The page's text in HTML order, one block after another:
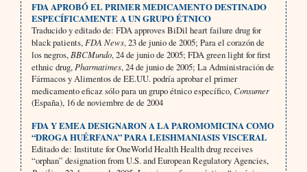
FDA APROBÓ EL PRIMER MEDICAMENTO DESTINADO
ESPECÍFICAMENTE A UN GRUPO ÉTNICO
Traducido y editado de: FDA approves BiDil heart failure drug for
black patients, FDA News, 23 de junio de 2005; Para el corazón de
los negros, BBCMundo, 24 de junio de 2005; FDA green light for first
ethnic drug, Pharmatimes, 24 de junio de 2005; La Administración de
Fármacos y Alimentos de EE.UU. podría aprobar el pri­mer
medicamento eficaz sólo para un grupo étnico específico,Consumer
(España), 16 de noviembre de de 2004
FDA Y EMEA DESIGNARON A LA PAROMOMICINA COMO
“DROGA HUÉRFANA” PARA LEISHMANIASIS VISCERAL
Editado de: Institute for OneWorld Health Health drug receives
“orphan” designation from U.S. and European Regulatory Agencies,